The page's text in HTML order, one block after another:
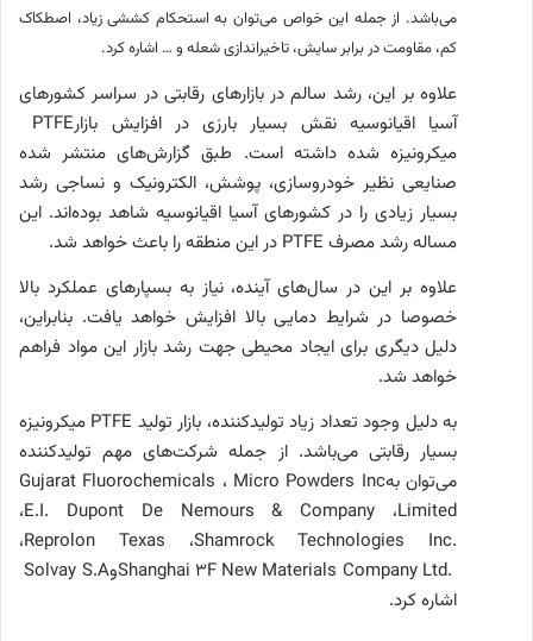
می‌باشد. از جمله این خواص می‌توان به استحکام کششی زیاد، اصطکاک
کم، مقاومت در برابر سایش، تاخیراندازی شعله و … اشاره کرد.
علاوه بر این، رشد سالم در بازارهای رقابتی در سراسر کشورهای
آسیا اقیانوسیه نقش بسیار بارزی در افزایش بازارPTFE
میکرونیزه شده داشته است. طبق گزارش‌های منتشر شده
صنایعی نظیر خودروسازی، پوشش، الکترونیک و نساجی رشد
بسیار زیادی را در کشورهای آسیا اقیانوسیه شاهد بوده‌اند. این
مساله رشد مصرف PTFE در این منطقه را باعث خواهد شد.
علاوه بر این در سال‌های آینده، نیاز به بسپارهای عملکرد بالا
خصوصا در شرایط دمایی بالا افزایش خواهد یافت. بنابراین،
دلیل دیگری برای ایجاد محیطی جهت رشد بازار این مواد فراهم
خواهد شد.
به دلیل وجود تعداد زیاد تولیدکننده، بازار تولید PTFE میکرونیزه
بسیار رقابتی می‌باشد. از جمله شرکت‌های مهم تولیدکننده
می‌توان بهMicro Powders Inc ، Gujarat Fluorochemicals
Limited، E.I. Dupont De Nemours & Company،
Shamrock Technologies Inc.، Reprolon Texas،
Shanghai 3F New Materials Company Ltd.وSolvay S.A
اشاره کرد.